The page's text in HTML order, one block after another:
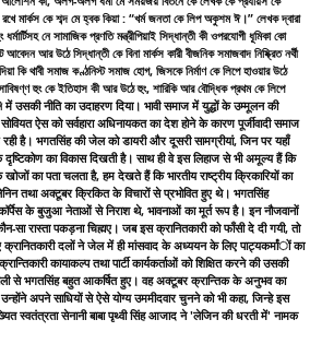
মার্কস কে শব্দ মে হ্বক কিয়া : “খর্ম জনতা কে লিপ অকুশম ঈ।” লেখক দ্বারা
নে সামাজিক প্রণতি মন্ত্রীপিয়াই সিদ্ধান্তী কী ওপরযোগী ধূমিকা কো
আর উঠে সিদ্ধান্তী কে বিনা মার্কস কারী বীজনিক সমাজবাদ নিষ্ক্রিত নর্থী
কি থাবী সমাজ কণ্ঠনিস্ট সমাজ হোগ, জিসকে নির্মাণ কে লিপে হাওয়ার উঠে
হুং কে ইতিহাস কী আর উঠে হুং, শারিকি আর বৌদ্ধিক প্রথম কে লিপে
में उसकी नीति का उदाहरण दिया। भावी समाज में युद्धों के उम्मूलन की
ऐस को सर्वहारा अधिनायकत का देश होने के कारण पूर्जीवादी समाज
है। भगतसिंह की जेल को डायरी और दूसरी सामग्रीयां, जिन पर यहाँ
दृष्टिकोण का विकास दिखती है। साथ ही वे इस लिहाज से भी अमूल्य हैं कि
का पता चलता है, हम देखते हैं कि भारतीय राष्ट्रीय क्रिकारियों का
तथा अक्टूबर क्रिकित के विचारों से प्रभोवित हुए थे। भगतसिंह
कॉर्पेस के बुजुआ नेताओं से निराश थे, भावनाओं का मूर्त रूप है। इन नौजवानों
सा रास्ता पकड़ना चिह्मए। जब इस क्रानितकारी को फाँसी दे दी गयी, तो
दलों ने जेल में ही मांसवाद के अध्ययन के लिए पाट्यकर्मांों का
कायाकल्प तथा पार्टी कार्यकर्ताओं को शिक्षित करने की उसकी
से भगतसिंह बहुत आकर्षित हुए। वह अक्टूबर क्रान्तिक के अनुभव का
अपने साधियों से ऐसे योग्य उममीदवार चुनने को भी कहा, जिन्हे इस
स्वतंत्रता सेनानी बाबा पृथ्वी सिंह आजाद ने 'लेजिन की धरती में' नामक